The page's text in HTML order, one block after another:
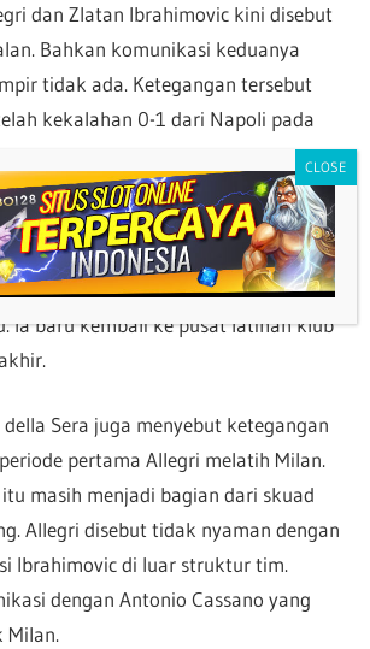
dan Zlatan Ibrahimovic kini disebut
Bahkan komunikasi keduanya
tidak ada. Ketegangan tersebut
kekalahan 0-1 dari Napoli pada
posisi kiper ketiga untuk musim
pemicu utama. Sejak insiden itu,
tidak terlihat di Milanello selama
Ia baru kembali ke pusat latihan klub
Sera juga menyebut ketegangan
pertama Allegri melatih Milan.
masih menjadi bagian dari skuad
Allegri disebut tidak nyaman dengan
Ibrahimovic di luar struktur tim.
dengan Antonio Cassano yang
Milan.